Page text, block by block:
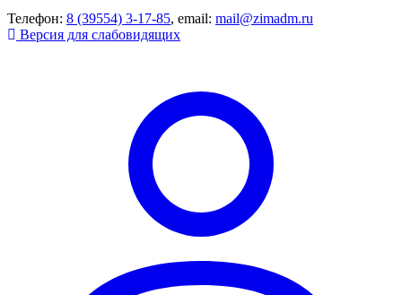
Телефон: 8 (39554) 3-17-85, email: mail@zimadm.ru
Версия для слабовидящих